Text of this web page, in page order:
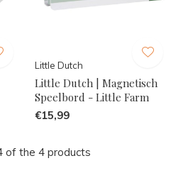
Little Dutch
Little Dutch | Magnetisch
Speelbord - Little Farm
€15,99
of the 4 products